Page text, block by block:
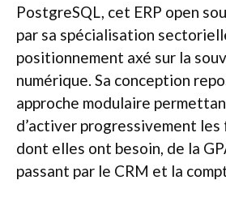
PostgreSQL, cet ERP open
par sa spécialisation
positionnement axé sur la
numérique. Sa conception
approche modulaire
d’activer progressivement
dont elles ont besoin, de la
passant par le CRM et la